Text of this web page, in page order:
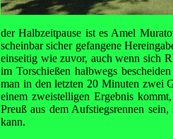
der Halbzeitpause ist es Amel
scheinbar sicher gefangene
einseitig wie zuvor, auch wenn sich
im Torschießen halbwegs
man in den letzten 20 Minuten zwei
einem zweistelligen Ergebnis
Preuß aus dem Aufstiegsrennen
kann.